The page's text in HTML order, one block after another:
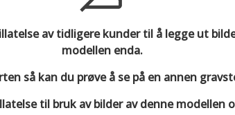
av tidligere kunder til å legge ut
modellen enda.
så kan du prøve å se på en annen
til bruk av bilder av denne modellen